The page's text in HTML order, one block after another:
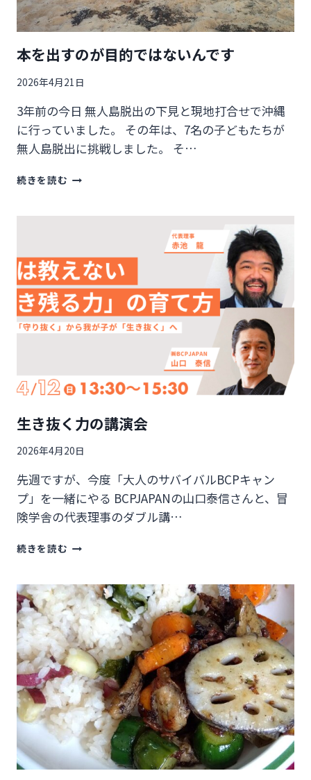
本を出すのが目的ではないんです
2026年4月21日
3年前の今日 無人島脱出の下見と現地打合せで沖縄
に行っていました。 その年は、7名の子どもたちが
無人島脱出に挑戦しました。 そ…
続きを読む
す
目
的
で
は
な
い
す
生き抜く力の講演会
2026年4月20日
先週ですが、今度「大人のサバイバルBCPキャン
プ」を一緒にやる BCPJAPANの山口泰信さんと、冒
険学舎の代表理事のダブル講…
続きを読む
く
力
の
講
演
会